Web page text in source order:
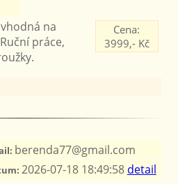
Cena:
3999,- Kč
na
práce,
berenda77@gmail.com
2026-07-18 18:49:58 detail